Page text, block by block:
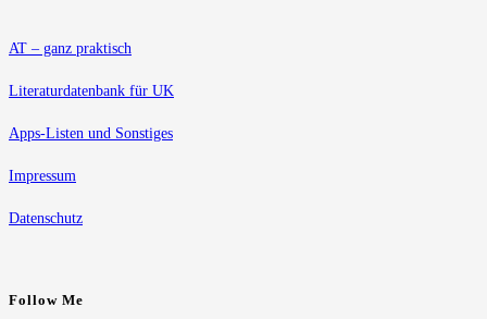
AT – ganz praktisch
Literaturdatenbank für UK
Apps-Listen und Sonstiges
Impressum
Datenschutz
Follow Me